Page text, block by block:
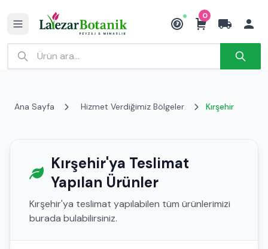
₺
0
Ana Sayfa Hizmet Verdiğimiz Bölgeler Kırşehir
Kırşehir'ya Teslimat
Yapılan Ürünler
Kırşehir'ya teslimat yapılabilen tüm ürünlerimizi
burada bulabilirsiniz.